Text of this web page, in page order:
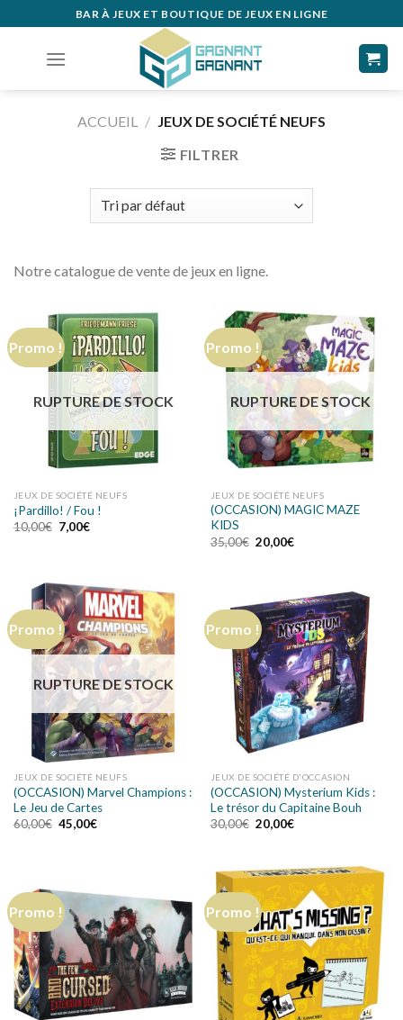
content
BAR À JEUX ET BOUTIQUE DE JEUX EN LIGNE
ACCUEIL / JEUX DE SOCIÉTÉ NEUFS
FILTRER
Notre catalogue de vente de jeux en ligne.
Promo !
RUPTURE DE STOCK
JEUX DE SOCIÉTÉ NEUFS
¡Pardillo! / Fou !
10,00€ 7,00€
Promo !
RUPTURE DE STOCK
JEUX DE SOCIÉTÉ NEUFS
(OCCASION) MAGIC MAZE
KIDS
35,00€ 20,00€
Promo !
RUPTURE DE STOCK
JEUX DE SOCIÉTÉ NEUFS
(OCCASION) Marvel Champions :
Le Jeu de Cartes
60,00€ 45,00€
Promo !
JEUX DE SOCIÉTÉ D'OCCASION
(OCCASION) Mysterium Kids :
Le trésor du Capitaine Bouh
30,00€ 20,00€
Promo ! Promo !